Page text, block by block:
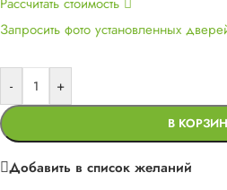
Запросить фото установленных
- +
В
Добавить в список желаний